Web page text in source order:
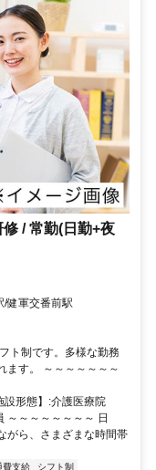
/ 常勤(日勤+夜
/健軍交番前駅
ト制です。多様な勤務
ます。 ～～～～～～～
設形態】:介護医療院
～～～～～～～～ 日
がら、さまざまな時間帯
費支給 シフト制